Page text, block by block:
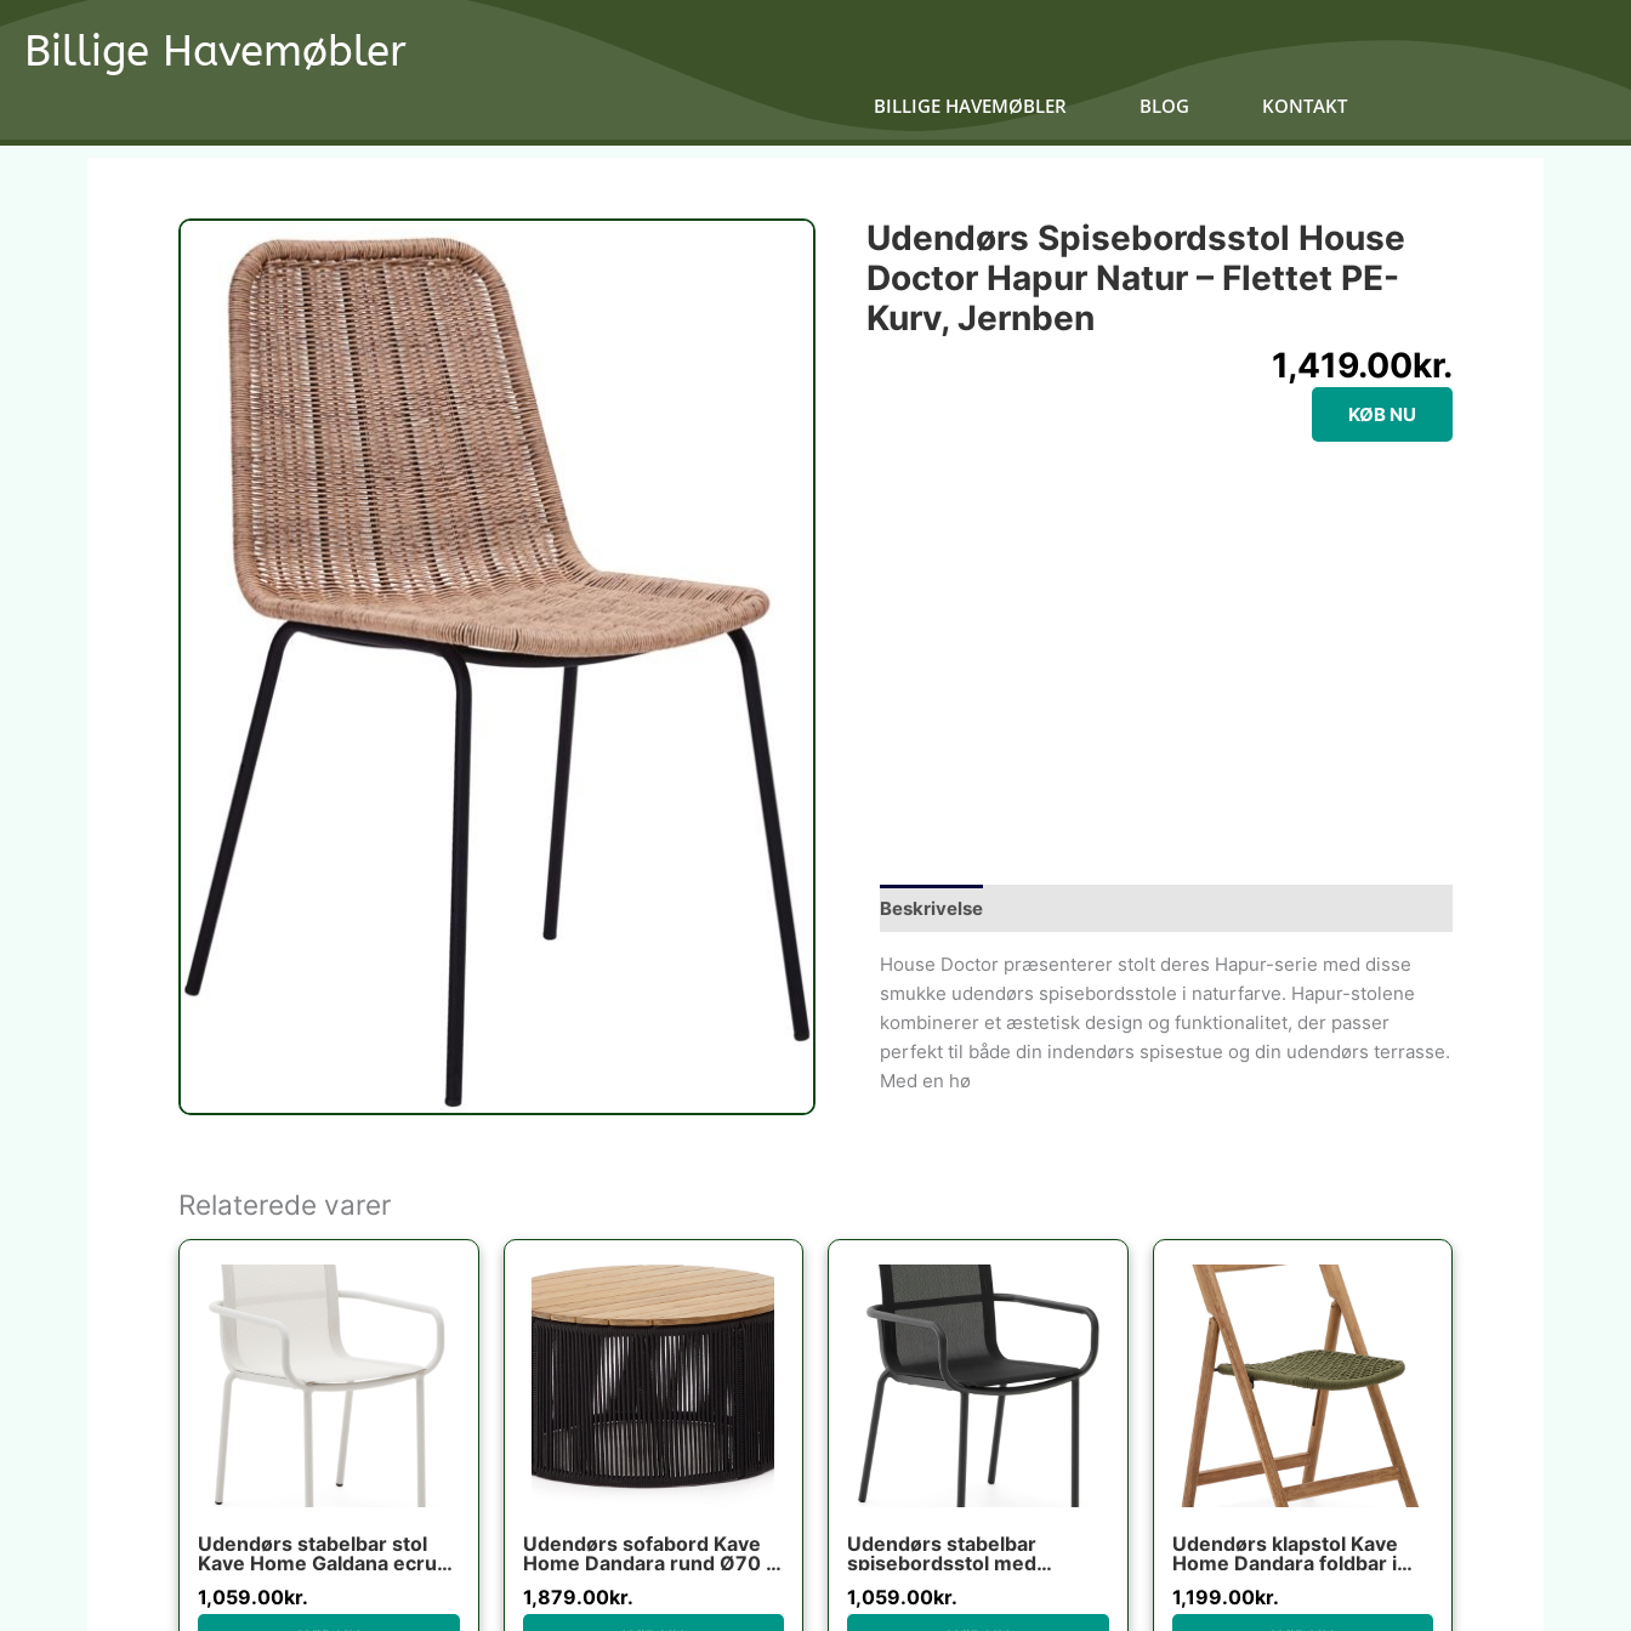
indholdet
Billige Havemøbler
BILLIGE HAVEMØBLER BLOG KONTAKT
Udendørs Spisebordsstol House
Doctor Hapur Natur – Flettet PE-
Kurv, Jernben
1,419.00kr.
KØB NU
Beskrivelse
House Doctor præsenterer stolt deres Hapur-serie med disse
smukke udendørs spisebordsstole i naturfarve. Hapur-stolene
kombinerer et æstetisk design og funktionalitet, der passer
perfekt til både din indendørs spisestue og din udendørs terrasse.
Med en hø
Relaterede varer
Udendørs stabelbar stol
Kave Home Galdana ecru
resistent niveau 5
1,059.00kr.
Udendørs sofabord Kave
Home Dandara rund Ø70 x
sort/beige
1,879.00kr.
Udendørs stabelbar
spisebordsstol med
Galdana grafit aluminium
texteline
1,059.00kr.
Udendørs klapstol Kave
Home Dandara foldbar i
grønt reb UV-resistent
FSC-certificeret
1,199.00kr.